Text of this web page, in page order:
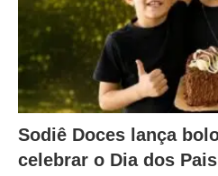
Sodiê Doces lança
celebrar o Dia dos Pais